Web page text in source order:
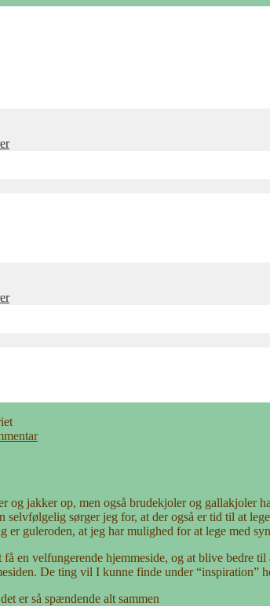
jakker op, men også brudekjoler og gallakjoler
sørger jeg for, at der også er tid til at
guleroden, at jeg har mulighed for at lege med
få en velfungerende hjemmeside, og at blive
De ting vil I kunne finde under “inspiration”
er så spændende alt sammen